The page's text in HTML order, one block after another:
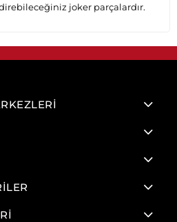
joker parçalardır.